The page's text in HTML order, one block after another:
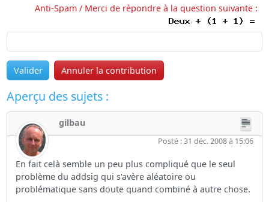
Anti-Spam / Merci de répondre à la question suivante :
Valider Annuler la contribution
Aperçu des sujets :
gilbau
Posté : 31 déc. 2008 à 15:06
En fait celà semble un peu plus compliqué que le seul
problème du addsig qui s'avère aléatoire ou
problématique sans doute quand combiné à autre chose.